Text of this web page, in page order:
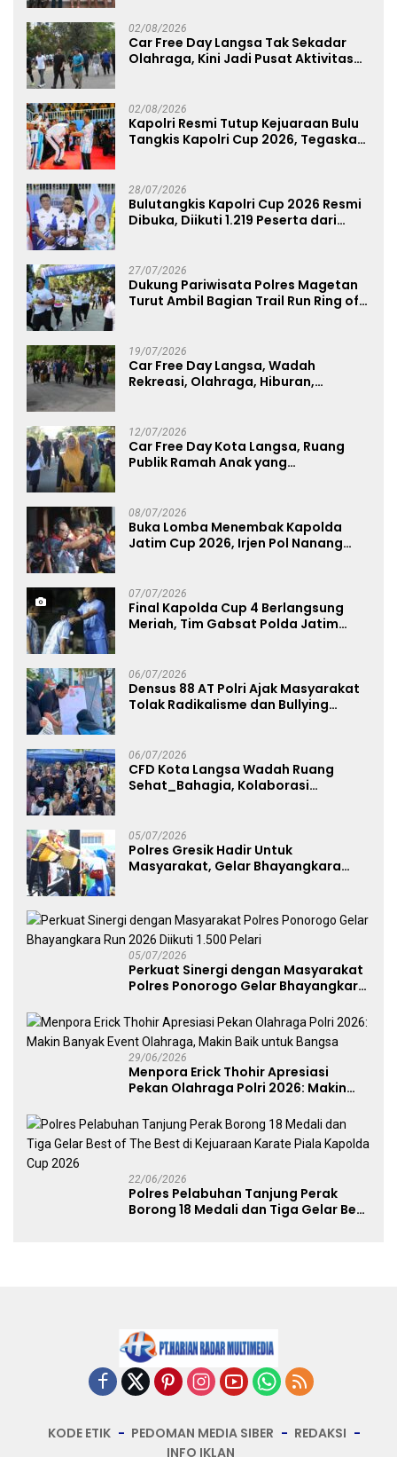
02/08/2026
Car Free Day Langsa Tak Sekadar
Olahraga, Kini Jadi Pusat Aktivitas
02/08/2026
Kapolri Resmi Tutup Kejuaraan Bulu
Tangkis Kapolri Cup 2026, Tegaskan
28/07/2026
Bulutangkis Kapolri Cup 2026 Resmi
Dibuka, Diikuti 1.219 Peserta dari
27/07/2026
Dukung Pariwisata Polres Magetan
Turut Ambil Bagian Trail Run Ring of
19/07/2026
Car Free Day Langsa, Wadah
Rekreasi, Olahraga, Hiburan,
12/07/2026
Car Free Day Kota Langsa, Ruang
Publik Ramah Anak yang
08/07/2026
Buka Lomba Menembak Kapolda
Jatim Cup 2026, Irjen Pol Nanang
07/07/2026
Final Kapolda Cup 4 Berlangsung
Meriah, Tim Gabsat Polda Jatim
06/07/2026
Densus 88 AT Polri Ajak Masyarakat
Tolak Radikalisme dan Bullying
06/07/2026
CFD Kota Langsa Wadah Ruang
Sehat_Bahagia, Kolaborasi
05/07/2026
Polres Gresik Hadir Untuk
Masyarakat, Gelar Bhayangkara
05/07/2026
Perkuat Sinergi dengan Masyarakat
Polres Ponorogo Gelar Bhayangkara
29/06/2026
Menpora Erick Thohir Apresiasi
Pekan Olahraga Polri 2026: Makin
untuk Bangsa
22/06/2026
Polres Pelabuhan Tanjung Perak
Borong 18 Medali dan Tiga Gelar Best
KODE ETIK PEDOMAN MEDIA SIBER
REDAKSI
INFO IKLAN